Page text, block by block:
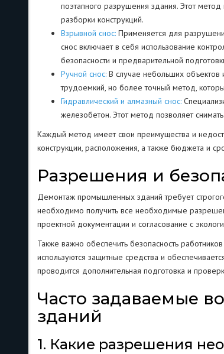
поэтапного разрушения здания. Этот
разборки конструкций.
Взрывной снос: Применяется для
снос включает в себя использование
безопасности и предварительной
Ручной снос: В случае небольших объектов
трудоемкий, но более точный метод,
Гидравлический и алмазный снос:
железобетон. Этот метод позволяет
Каждый метод имеет свои преимущества и
конструкции, расположения, а также бюджета и
Разрешения и
Демонтаж промышленных зданий требует
необходимо получить все необходимые
проектной документации и согласование с
Также важно обеспечить безопасность
используются защитные средства и
проводится дополнительная подготовка и
Часто задаваемые
зданий
1. Какие разрешения